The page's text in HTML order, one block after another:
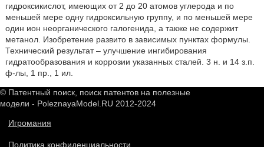
гидроксикислот, имеющих от 2 до 20 атомов углерода и по
меньшей мере одну гидроксильную группу, и по меньшей мере
один ион неорганического галогенида, а также не содержит
метанол. Изобретение развито в зависимых пунктах формулы.
Технический результат – улучшение ингибирования
гидратообразования и коррозии указанных сталей. 3 н. и 14 з.п.
ф-лы, 1 пр., 1 ил.
© Патентный поиск, поиск патентов на полезные
модели - PoleznayaModel.RU 2012-2024
Игромания
Политика конфиденциальности